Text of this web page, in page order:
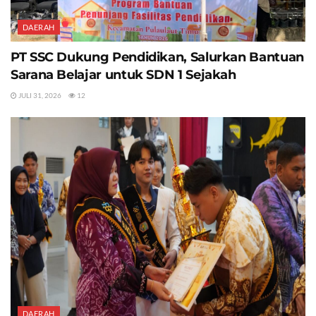
DAERAH
PT SSC Dukung Pendidikan, Salurkan Bantuan
Sarana Belajar untuk SDN 1 Sejakah
JULI 31, 2026 12
DAERAH